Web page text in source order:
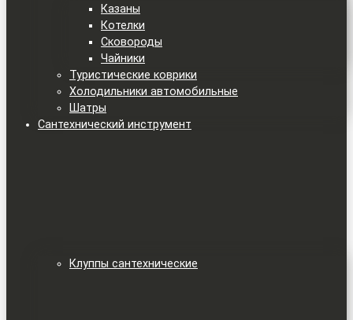
Казаны
Котелки
Сковороды
Чайники
Туристические коврики
Холодильники автомобильные
Шатры
Сантехнический инструмент
Клуппы сантехнические